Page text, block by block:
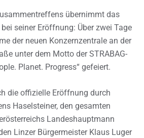
übernimmt das
seiner Eröffnung: Über zwei Tage
der neuen Konzernzentrale an der
unter dem Motto der STRABAG-
Planet. Progress“ gefeiert.
die offizielle Eröffnung durch
Haselsteiner, den gesamten
Landeshauptmann
Linzer Bürgermeister Klaus Luger